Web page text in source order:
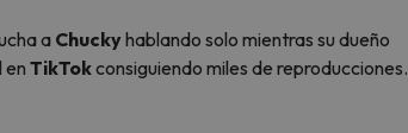
a Chuckyhablando solo mientras su dueño
enTikTokconsiguiendo miles de reproducciones.